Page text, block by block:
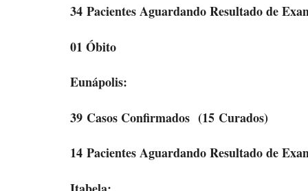
34 Pacientes Aguardando Resultado de
01 Óbito
Eunápolis:
39 Casos Confirmados (15 Curados)
14 Pacientes Aguardando Resultado de